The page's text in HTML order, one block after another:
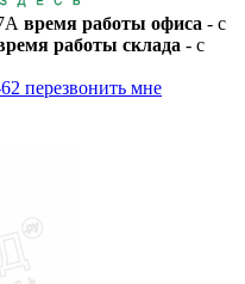
время работы офиса - с
работы склада - с
перезвонить мне